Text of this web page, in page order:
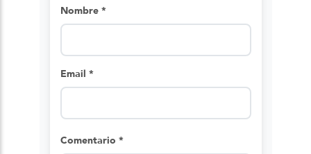
Nombre *
Email *
Comentario *